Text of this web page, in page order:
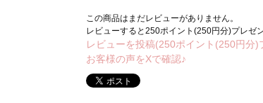
この商品はまだレビューがありません。
レビューすると250ポイント(250円分)プレゼ
レビューを投稿(250ポイント(250円分)
お客様の声をXで確認♪